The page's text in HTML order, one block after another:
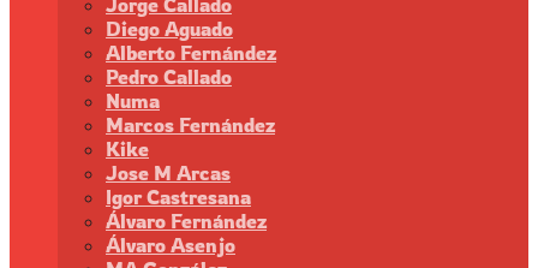
Diego Aguado
Alberto Fernández
Pedro Callado
Numa
Marcos Fernández
Kike
Jose M Arcas
Igor Castresana
Álvaro Fernández
Álvaro Asenjo